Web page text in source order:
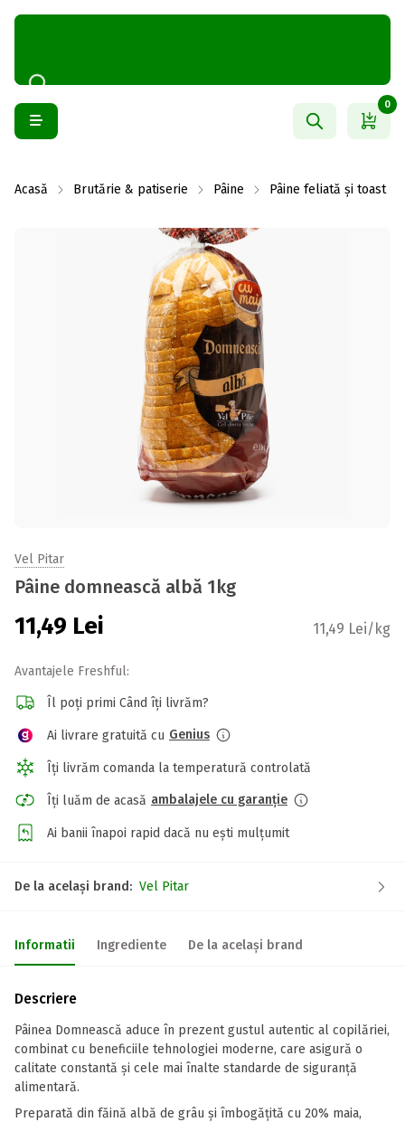
0
Acasă Brutărie & patiserie Pâine Pâine feliată și toast
Vel Pitar
Pâine domnească albă 1kg
11,49 Lei 11,49 Lei/kg
Avantajele Freshful:
Îl poți primi Când îți livrăm?
Ai livrare gratuită cu Genius
Îți livrăm comanda la temperatură controlată
Îți luăm de acasă ambalajele cu garanție
Ai banii înapoi rapid dacă nu ești mulțumit
De la același brand: Vel Pitar
Informatii Ingrediente De la același brand
Descriere
Pâinea Domnească aduce în prezent gustul autentic al copilăriei,
combinat cu beneficiile tehnologiei moderne, care asigură o
calitate constantă și cele mai înalte standarde de siguranță
alimentară.
Preparată din făină albă de grâu și îmbogățită cu 20% maia,